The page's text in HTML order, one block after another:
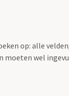
op: alle
wel